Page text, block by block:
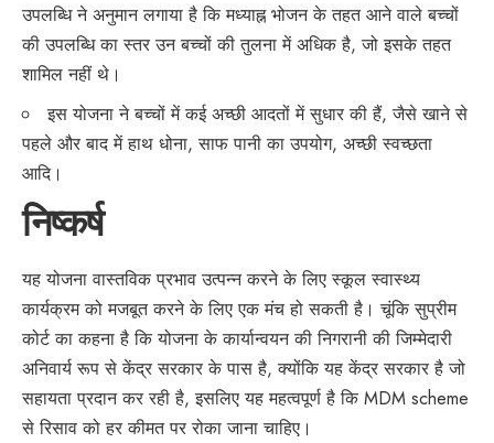
उपलब्धि ने अनुमान लगाया है कि मध्याह्न भोजन के तहत आने वाले बच्चों
की उपलब्धि का स्तर उन बच्चों की तुलना में अधिक है, जो इसके तहत
शामिल नहीं थे।
इस योजना ने बच्चों में कई अच्छी आदतों में सुधार की हैं, जैसे खाने से
पहले और बाद में हाथ धोना, साफ पानी का उपयोग, अच्छी स्वच्छता
आदि।
निष्कर्ष
यह योजना वास्तविक प्रभाव उत्पन्न करने के लिए स्कूल स्वास्थ्य
कार्यक्रम को मजबूत करने के लिए एक मंच हो सकती है। चूंकि सुप्रीम
कोर्ट का कहना है कि योजना के कार्यान्वयन की निगरानी की जिम्मेदारी
अनिवार्य रूप से केंद्र सरकार के पास है, क्योंकि यह केंद्र सरकार है जो
सहायता प्रदान कर रही है, इसलिए यह महत्वपूर्ण है कि MDM scheme
से रिसाव को हर कीमत पर रोका जाना चाहिए।